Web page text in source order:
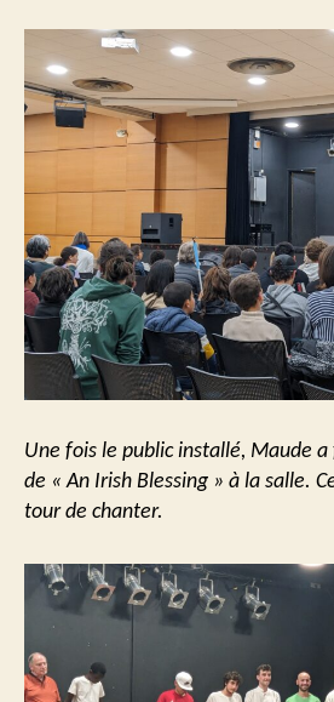
Une fois le public installé, Maude
de «An Irish Blessing » à la salle.
tour de chanter.